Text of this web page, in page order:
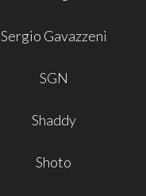
Sergio Gavazzeni
SGN
Shaddy
Shoto